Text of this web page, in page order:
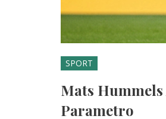
SPORT
Mats
Parametro